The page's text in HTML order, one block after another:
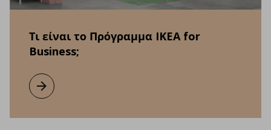
Τι είναι το Πρόγραμμα IKEA for
Business;
Μάθετε περισσότερα